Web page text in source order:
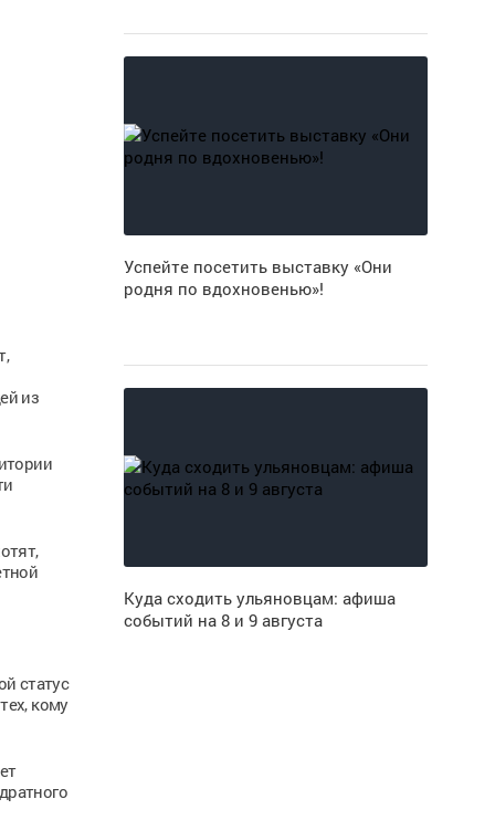
из
статус
кому
Успейте посетить выставку «Они
родня по вдохновенью»!
Куда сходить ульяновцам: афиша
событий на 8 и 9 августа